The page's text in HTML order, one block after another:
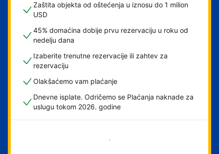
Zaštita objekta od oštećenja u iznosu do 1 milion
USD
45% domaćina dobije prvu rezervaciju u roku od
nedelju dana
Izaberite trenutne rezervacije ili zahtev za
rezervaciju
Olakšaćemo vam plaćanje
Dnevne isplate. Odričemo se Plaćanja naknade za
uslugu tokom 2026. godine
Počnite odmah